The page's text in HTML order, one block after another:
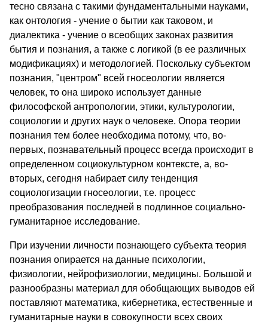
тесно связана с такими фундаментальными науками,
как онтология - учение о бытии как таковом, и
диалектика - учение о всеобщих законах развития
бытия и познания, а также с логикой (в ее различных
модификациях) и методологией. Поскольку субъектом
познания, "центром" всей гносеологии является
человек, то она широко использует данные
философской антропологии, этики, культурологии,
социологии и других наук о человеке. Опора теории
познания тем более необходима потому, что, во-
первых, познавательный процесс всегда происходит в
определенном социокультурном контексте, а, во-
вторых, сегодня набирает силу тенденция
социологизации гносеологии, т.е. процесс
преобразования последней в подлинное социально-
гуманитарное исследование.
При изучении личности познающего субъекта теория
познания опирается на данные психологии,
физиологии, нейрофизиологии, медицины. Большой и
разнообразны материал для обобщающих выводов ей
поставляют математика, кибернетика, естественные и
гуманитарные науки в совокупности всех своих